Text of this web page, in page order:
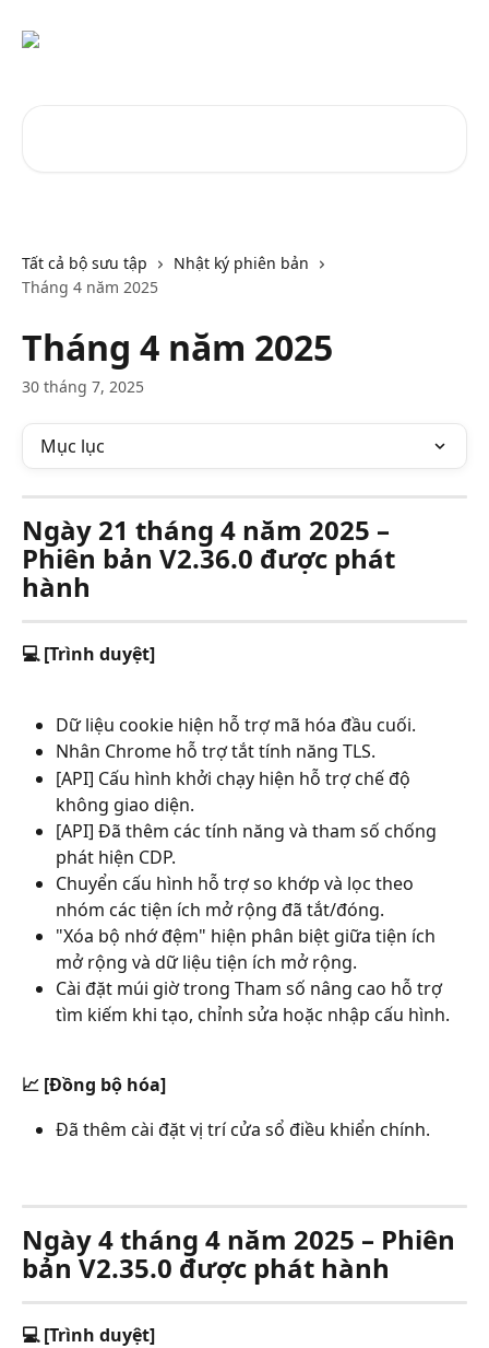
Tất cả bộ sưu tập
Nhật ký phiên bản
Tháng 4 năm 2025
Tháng 4 năm 2025
30 tháng 7, 2025
Mục lục
Ngày 21 tháng 4 năm 2025 –
Phiên bản V2.36.0 được phát
hành
💻 [Trình duyệt]
Dữ liệu cookie hiện hỗ trợ mã hóa đầu cuối.
Nhân Chrome hỗ trợ tắt tính năng TLS.
[API] Cấu hình khởi chạy hiện hỗ trợ chế độ
không giao diện.
[API] Đã thêm các tính năng và tham số chống
phát hiện CDP.
Chuyển cấu hình hỗ trợ so khớp và lọc theo
nhóm các tiện ích mở rộng đã tắt/đóng.
"Xóa bộ nhớ đệm" hiện phân biệt giữa tiện ích
mở rộng và dữ liệu tiện ích mở rộng.
Cài đặt múi giờ trong Tham số nâng cao hỗ trợ
tìm kiếm khi tạo, chỉnh sửa hoặc nhập cấu hình.
📈 [Đồng bộ hóa]
Đã thêm cài đặt vị trí cửa sổ điều khiển chính.
Ngày 4 tháng 4 năm 2025 – Phiên
bản V2.35.0 được phát hành
💻 [Trình duyệt]